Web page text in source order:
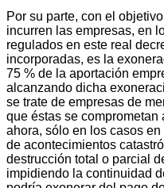
Por su parte, con el
incurren las empresas, en
regulados en este real
incorporadas, es la
75 % de la aportación
alcanzando dicha
se trate de empresas de
que éstas se comprometan
ahora, sólo en los casos
de acontecimientos
destrucción total o parcial
impidiendo la continuidad